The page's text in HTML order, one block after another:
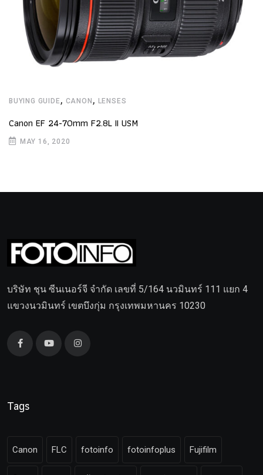
BUYING GUIDE , CANON , LENSES
Canon EF 24-70mm F2.8L II USM
MAY 16, 2020
บริษัท ชุน ซีนเนอร์จี จำกัด เลขที่ 5/164 นวมินทร์ 111 แยก 4
แขวงนวมินทร์ เขตบึงกุ่ม กรุงเทพมหานคร 10230
Tags
Canon FLC fotoinfo fotoinfoplus Fujifilm